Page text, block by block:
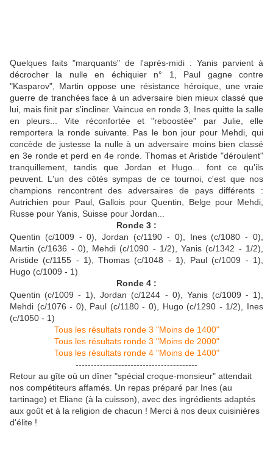
Quelques faits "marquants" de l'après-midi : Yanis parvient à
décrocher la nulle en échiquier n° 1, Paul gagne contre
"Kasparov", Martin oppose une résistance héroïque, une vraie
guerre de tranchées face à un adversaire bien mieux classé que
lui, mais finit par s'incliner. Vaincue en ronde 3, Ines quitte la salle
en pleurs... Vite réconfortée et "reboostée" par Julie, elle
remportera la ronde suivante. Pas le bon jour pour Mehdi, qui
concède de justesse la nulle à un adversaire moins bien classé
en 3e ronde et perd en 4e ronde. Thomas et Aristide "déroulent"
tranquillement, tandis que Jordan et Hugo... font ce qu'ils
peuvent. L'un des côtés sympas de ce tournoi, c'est que nos
champions rencontrent des adversaires de pays différents :
Autrichien pour Paul, Gallois pour Quentin, Belge pour Mehdi,
Russe pour Yanis, Suisse pour Jordan...
Ronde 3 :
Quentin (c/1009 - 0), Jordan (c/1190 - 0), Ines (c/1080 - 0),
Martin (c/1636 - 0), Mehdi (c/1090 - 1/2), Yanis (c/1342 - 1/2),
Aristide (c/1155 - 1), Thomas (c/1048 - 1), Paul (c/1009 - 1),
Hugo (c/1009 - 1)
Ronde 4 :
Quentin (c/1009 - 1), Jordan (c/1244 - 0), Yanis (c/1009 - 1),
Mehdi (c/1076 - 0), Paul (c/1180 - 0), Hugo (c/1290 - 1/2), Ines
(c/1050 - 1)
Tous les résultats ronde 3 "Moins de 1400"
Tous les résultats ronde 3 "Moins de 2000"
Tous les résultats ronde 4 "Moins de 1400"
----------------------------------------
Retour au gîte où un dîner "spécial croque-monsieur" attendait
nos compétiteurs affamés. Un repas préparé par Ines (au
tartinage) et Eliane (à la cuisson), avec des ingrédients adaptés
aux goût et à la religion de chacun ! Merci à nos deux cuisinières
d'élite !